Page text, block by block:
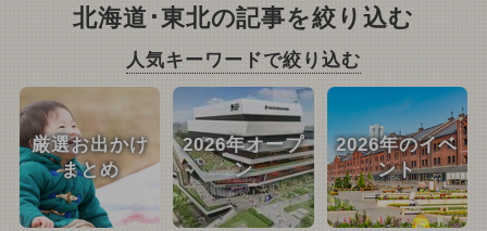
北海道･東北の記事を絞り込む
人気キーワードで絞り込む
厳選お出かけ
まとめ
2026年オープ
ン
2026年のイベ
ント